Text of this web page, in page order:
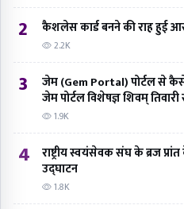
2 कैशलेस कार्ड बनने की राह हुई
2.2K
3
जेम (Gem Portal) पोर्टल से
जेम पोर्टल विशेषज्ञ शिवम्
1.9K
4
राष्ट्रीय स्वयंसेवक संघ के ब्रज
उद्घाटन
1.8K